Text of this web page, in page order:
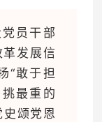
员干部
革发展信
“敢于担
最重的
颂党恩